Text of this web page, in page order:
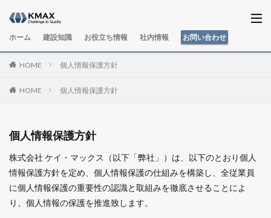
ホーム 建設知識 お役立ち情報 社内情報 お問い合わせ
HOME 個人情報保護方針
HOME 個人情報保護方針
個人情報保護方針
株式会社 ケイ・マックス（以下「弊社」）は、以下のとおり個人
情報保護方針を定め、個人情報保護の仕組みを構築し、全従業員
に個人情報保護の重要性の認識と取組みを徹底させることによ
り、個人情報の保護を推進致します。